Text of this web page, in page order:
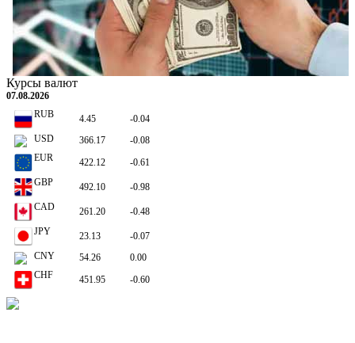
Прибыль страховых компаний Армении замедляется в росте из-за приближающихся к
стагнации премий
На валютном межбанке Армении с 3 по 7 августа активнее проводились рублевые
Курсы валют
07.08.2026
RUB
4.45
-0.04
USD
366.17
-0.08
EUR
422.12
-0.61
GBP
492.10
-0.98
CAD
261.20
-0.48
JPY
23.13
-0.07
CNY
54.26
0.00
CHF
451.95 -0.60